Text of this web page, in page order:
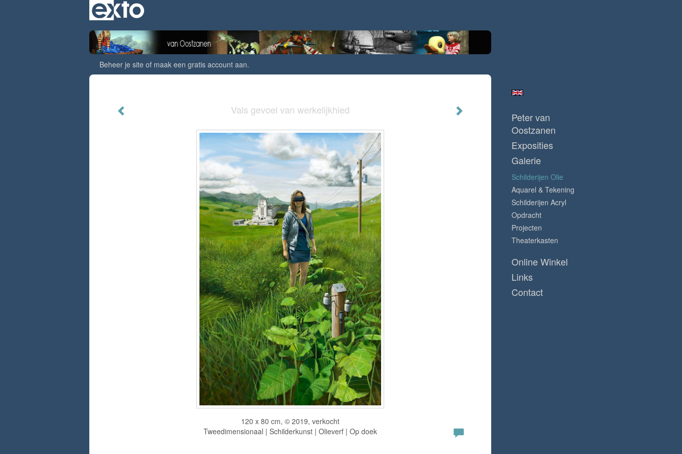
Beheer je site of maak een gratis account aan.
Vals gevoel van werkelijkhied
120 x 80 cm, © 2019, verkocht
Tweedimensionaal | Schilderkunst | Olieverf | Op doek
Peter van
Oostzanen
Exposities
Galerie
Schilderijen Olie
Aquarel & Tekening
Schilderijen Acryl
Opdracht
Projecten
Theaterkasten
Online Winkel
Links
Contact